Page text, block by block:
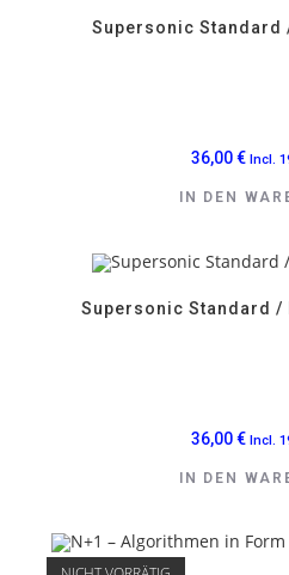
Supersonic Standard
36,00€ Incl.
IN DEN
Supersonic Standard
36,00€ Incl.
IN DEN